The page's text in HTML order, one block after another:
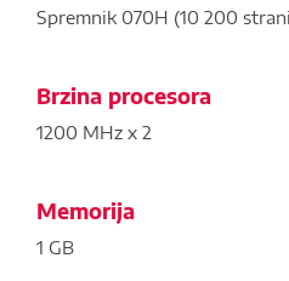
Spremnik 070H (10 200
Brzina procesora
1200 MHz x 2
Memorija
1 GB